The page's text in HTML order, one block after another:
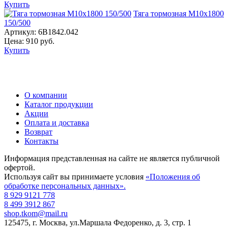
Купить
Тяга тормозная М10х1800
150/500
Артикул: 6B1842.042
Цена: 910 руб.
Купить
О компании
Каталог продукции
Акции
Оплата и доставка
Возврат
Контакты
Информация представленная на сайте не является публичной
офертой.
Используя сайт вы принимаете условия «Положения об
обработке персональных данных».
8 929 9121 778
8 499 3912 867
shop.tkom@mail.ru
125475, г. Москва, ул.Маршала Федоренко, д. 3, стр. 1